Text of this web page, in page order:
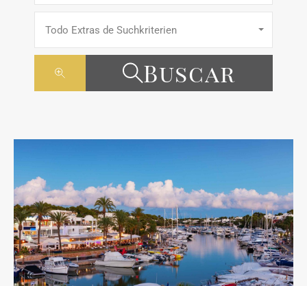
Todo Extras de Suchkriterien
Buscar